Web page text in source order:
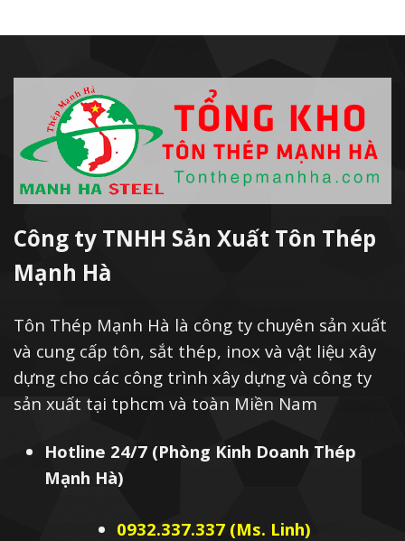
Công ty TNHH Sản Xuất Tôn Thép
Mạnh Hà
Tôn Thép Mạnh Hà là công ty chuyên sản xuất
và cung cấp tôn, sắt thép, inox và vật liệu xây
dựng cho các công trình xây dựng và công ty
sản xuất tại tphcm và toàn Miền Nam
Hotline 24/7 (Phòng Kinh Doanh Thép
Mạnh Hà)
0932.337.337 (Ms. Linh)